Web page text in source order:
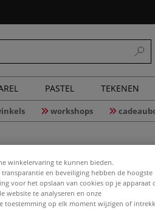
PASTEL TEKENEN
workshops
DALER
winkelervaring te kunnen bieden.
transparantie en beveiliging hebben de hoogste
voor het opslaan van cookies op je apparaat
website te analyseren en onze
toestemming op elk moment wijzigen of